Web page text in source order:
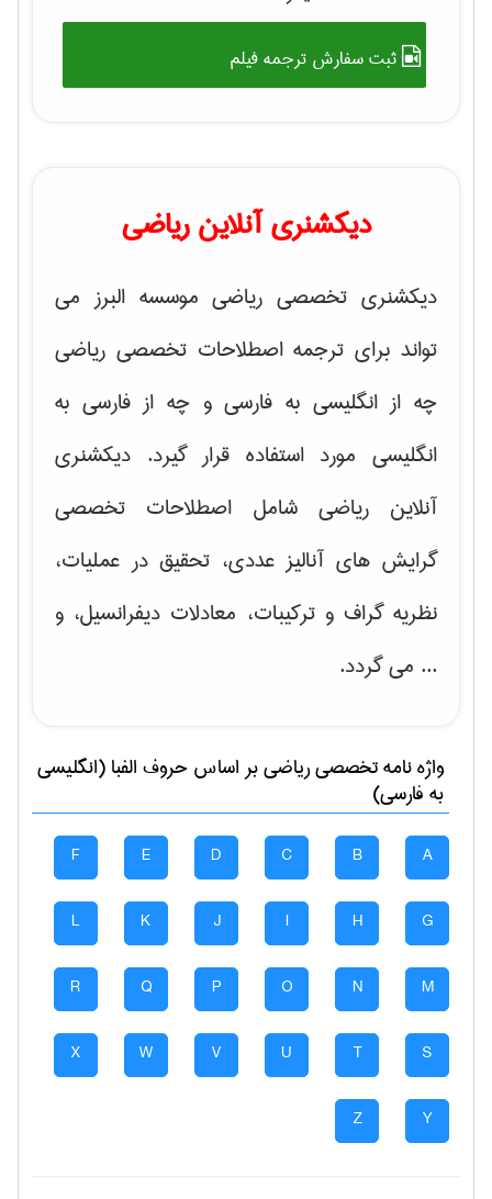
ثبت سفارش ترجمه فیلم
دیکشنری آنلاین ریاضی
دیکشنری تخصصی ریاضی موسسه البرز می
تواند برای ترجمه اصطلاحات تخصصی ریاضی
چه از انگلیسی به فارسی و چه از فارسی به
انگلیسی مورد استفاده قرار گیرد. دیکشنری
آنلاین ریاضی شامل اصطلاحات تخصصی
گرایش های آنالیز عددی، تحقیق در عملیات،
نظریه گراف و تركیبات، معادلات دیفرانسیل، و
... می گردد.
واژه نامه تخصصیرياضیبر اساس حروف الفبا (انگلیسی
به فارسی)
A
B
C
D
E
F
G
H
I
J
K
L
M
N
O
P
Q
R
S
T
U
V
W
X
Y
Z